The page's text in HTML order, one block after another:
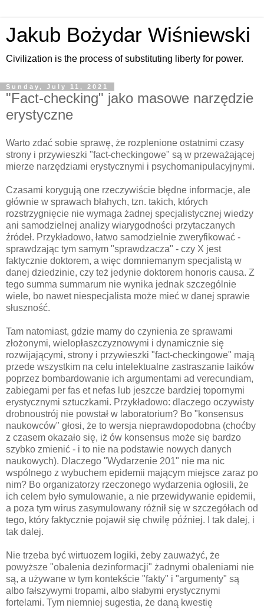
Jakub Bożydar Wiśniewski
Civilization is the process of substituting liberty for power.
Sunday, July 11, 2021
"Fact-checking" jako masowe narzędzie
erystyczne
Warto zdać sobie sprawę, że rozplenione ostatnimi czasy
strony i przywieszki "fact-checkingowe" są w przeważającej
mierze narzędziami erystycznymi i psychomanipulacyjnymi.
Czasami korygują one rzeczywiście błędne informacje, ale
głównie w sprawach błahych, tzn. takich, których
rozstrzygnięcie nie wymaga żadnej specjalistycznej wiedzy
ani samodzielnej analizy wiarygodności przytaczanych
źródeł. Przykładowo, łatwo samodzielnie zweryfikować -
sprawdzając tym samym "sprawdzacza" - czy X jest
faktycznie doktorem, a więc domniemanym specjalistą w
danej dziedzinie, czy też jedynie doktorem honoris causa. Z
tego summa summarum nie wynika jednak szczególnie
wiele, bo nawet niespecjalista może mieć w danej sprawie
słuszność.
Tam natomiast, gdzie mamy do czynienia ze sprawami
złożonymi, wielopłaszczyznowymi i dynamicznie się
rozwijającymi, strony i przywieszki "fact-checkingowe" mają
przede wszystkim na celu intelektualne zastraszanie laików
poprzez bombardowanie ich argumentami ad verecundiam,
zabiegami per fas et nefas lub jeszcze bardziej topornymi
erystycznymi sztuczkami. Przykładowo: dlaczego oczywisty
drobnoustrój nie powstał w laboratorium? Bo "konsensus
naukowców" głosi, że to wersja nieprawdopodobna (choćby
z czasem okazało się, iż ów konsensus może się bardzo
szybko zmienić - i to nie na podstawie nowych danych
naukowych). Dlaczego "Wydarzenie 201" nie ma nic
wspólnego z wybuchem epidemii mającym miejsce zaraz po
nim? Bo organizatorzy rzeczonego wydarzenia ogłosili, że
ich celem było symulowanie, a nie przewidywanie epidemii,
a poza tym wirus zasymulowany różnił się w szczegółach od
tego, który faktycznie pojawił się chwilę później. I tak dalej, i
tak dalej.
Nie trzeba być wirtuozem logiki, żeby zauważyć, że
powyższe "obalenia dezinformacji" żadnymi obaleniami nie
są, a używane w tym kontekście "fakty" i "argumenty" są
albo fałszywymi tropami, albo słabymi erystycznymi
fortelami. Tym niemniej sugestia, że daną kwestię